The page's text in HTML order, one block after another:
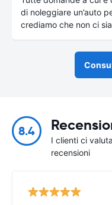
di noleggiare un’auto
crediamo che non ci
8.4
I clienti ci
recensioni